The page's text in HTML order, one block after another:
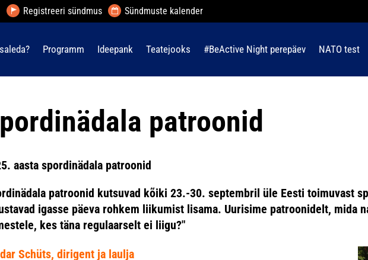
Registreeri sündmus Sündmuste kalender
Programm Ideepank Teatejooks #BeActive Night perepäev NATO test
patroonid
aasta spordinädala patroonid
patroonid kutsuvad kõiki 23.-30. septembril üle Eesti toimuvast
igasse päeva rohkem liikumist lisama. Uurisime patroonidelt, mida
kes täna regulaarselt ei liigu?"
Schüts, dirigent ja laulja